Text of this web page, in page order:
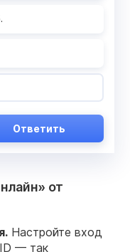
Ответить
от
Настройте вход
— так